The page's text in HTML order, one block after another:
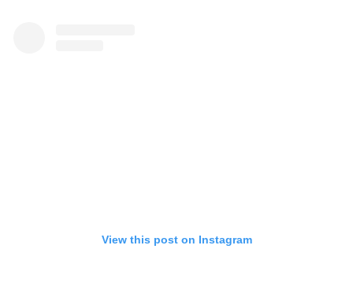
View this post on Instagram